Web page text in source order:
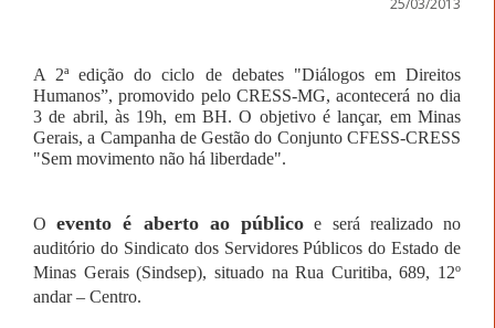
A 2ª edição do ciclo de debates "Diálogos em Direitos
Humanos”, promovido pelo CRESS-MG, acontecerá no dia
3 de abril, às 19h, em BH. O objetivo é lançar, em Minas
Gerais, a Campanha de Gestão do Conjunto CFESS-CRESS
"Sem movimento não há liberdade".
Oevento é aberto ao público e será realizado no
auditório do Sindicato dos Servidores Públicos do Estado de
Minas Gerais (Sindsep), situado na Rua Curitiba, 689, 12º
andar – Centro.